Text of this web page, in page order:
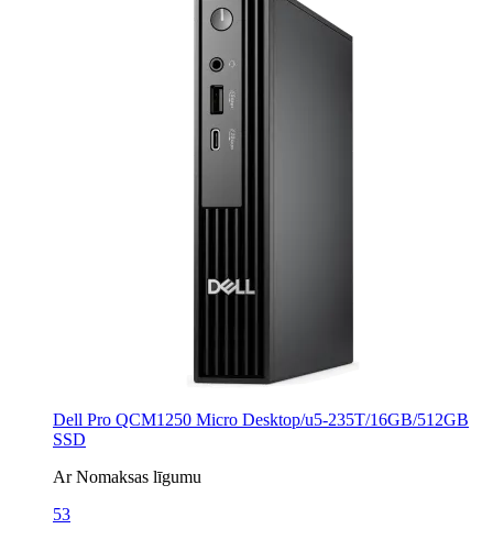
Dell Pro QCM1250 Micro Desktop/u5-235T/16GB/512GB
SSD
Ar Nomaksas līgumu
53